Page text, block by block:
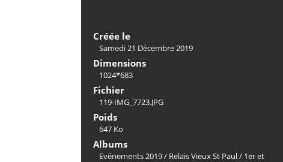
Créée le
Samedi 21 Décembre 2019
Dimensions
1024*683
Fichier
119-IMG_7723.JPG
Poids
647 Ko
Albums
Evénements 2019/ Relais Vieux St Paul/ 1er et